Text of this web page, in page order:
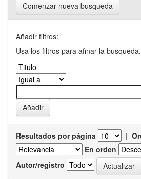
Comenzar nueva busqueda
Añadir filtros:
Usa los filtros para afinar la busqueda.
Resultados por página |
En orden
Autor/registro